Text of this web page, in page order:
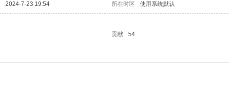
2024-7-23 19:54 所在时区 使用系统默认
贡献
54